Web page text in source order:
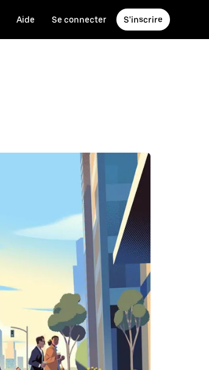
Aide Se connecter S'inscrire